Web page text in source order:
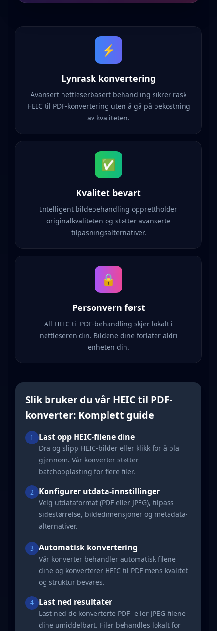
⚡
Lynrask konvertering
Avansert nettleserbasert behandling sikrer rask
HEIC til PDF-konvertering uten å gå på bekostning
av kvaliteten.
✅
Kvalitet bevart
Intelligent bildebehandling opprettholder
originalkvaliteten og støtter avanserte
tilpasningsalternativer.
🔒
Personvern først
All HEIC til PDF-behandling skjer lokalt i
nettleseren din. Bildene dine forlater aldri
enheten din.
Slik bruker du vår HEIC til PDF-
konverter: Komplett guide
1 Last opp HEIC-filene dine
Dra og slipp HEIC-bilder eller klikk for å bla
gjennom. Vår konverter støtter
batchopplasting for flere filer.
2 Konfigurer utdata-innstillinger
Velg utdataformat (PDF eller JPEG), tilpass
sidestørrelse, bildedimensjoner og metadata-
alternativer.
3 Automatisk konvertering
Vår konverter behandler automatisk filene
dine og konverterer HEIC til PDF mens kvalitet
og struktur bevares.
4 Last ned resultater
Last ned de konverterte PDF- eller JPEG-filene
dine umiddelbart. Filer behandles lokalt for